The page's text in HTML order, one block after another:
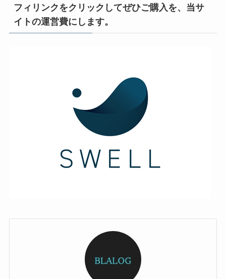
フィリンクをクリックしてぜひご購入を、当サ
イトの運営費にします。